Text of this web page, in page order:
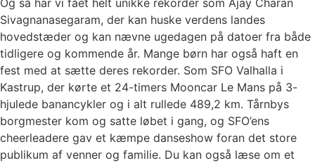
Sivagnanasegaram, der kan huske verdens landes
hovedstæder og kan nævne ugedagen på datoer fra både
tidligere og kommende år. Mange børn har også haft en
fest med at sætte deres rekorder. Som SFO Valhalla i
Kastrup, der kørte et 24-timers Mooncar Le Mans på 3-
hjulede banancykler og i alt rullede 489,2 km. Tårnbys
borgmester kom og satte løbet i gang, og SFO’ens
cheerleadere gav et kæmpe danseshow foran det store
publikum af venner og familie. Du kan også læse om et